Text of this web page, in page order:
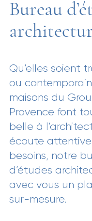
Bureau
Qu’elles soient
ou
maisons du
Provence font
belle à
écoute
besoins, notre
d’études
avec vous un
sur-mesure.